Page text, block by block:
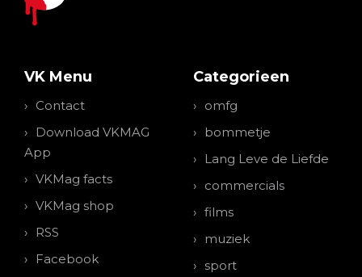
VK Menu
Contact
Download VKMAG
App
VKMag facts
VKMag shop
RSS
Facebook
Categorieen
omfg
bommetje
Lang Leve de Liefde
commercials
films
muziek
sport